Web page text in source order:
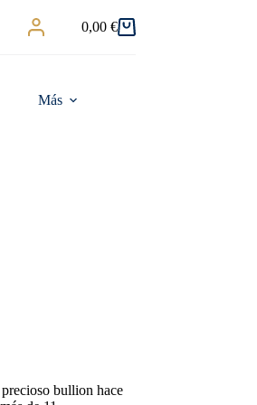
Carro
0,00 €
Más
bullion hace